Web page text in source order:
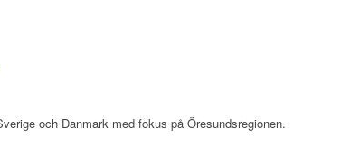
och Danmark med fokus på Öresundsregionen.